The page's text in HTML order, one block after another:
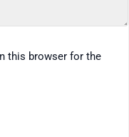
this browser for the